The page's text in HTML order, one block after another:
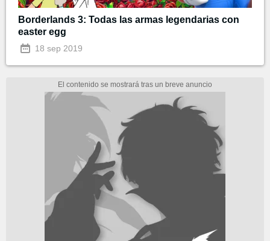
Borderlands 3: Todas las armas legendarias con
easter egg
18 sep 2019